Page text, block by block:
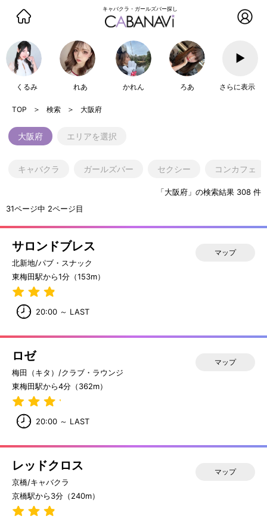
キャバクラ・ガールズバー探し
くるみ れあ かれん ろあ
▶
さらに表示
検索 大阪府
大阪府 エリアを選択
キャバクラ ガールズバー セクシー コンカフェ
「大阪府」の検索結果 308 件
31ページ中 2ページ目
サロンドブレス
北新地/パブ・スナック
東梅田駅から1分（153m）
20:00 ～ LAST
マップ
ロゼ
梅田（キタ）/クラブ・ラウンジ
東梅田駅から4分（362m）
20:00 ～ LAST
マップ
レッドクロス
京橋/キャバクラ
京橋駅から3分（240m）
マップ